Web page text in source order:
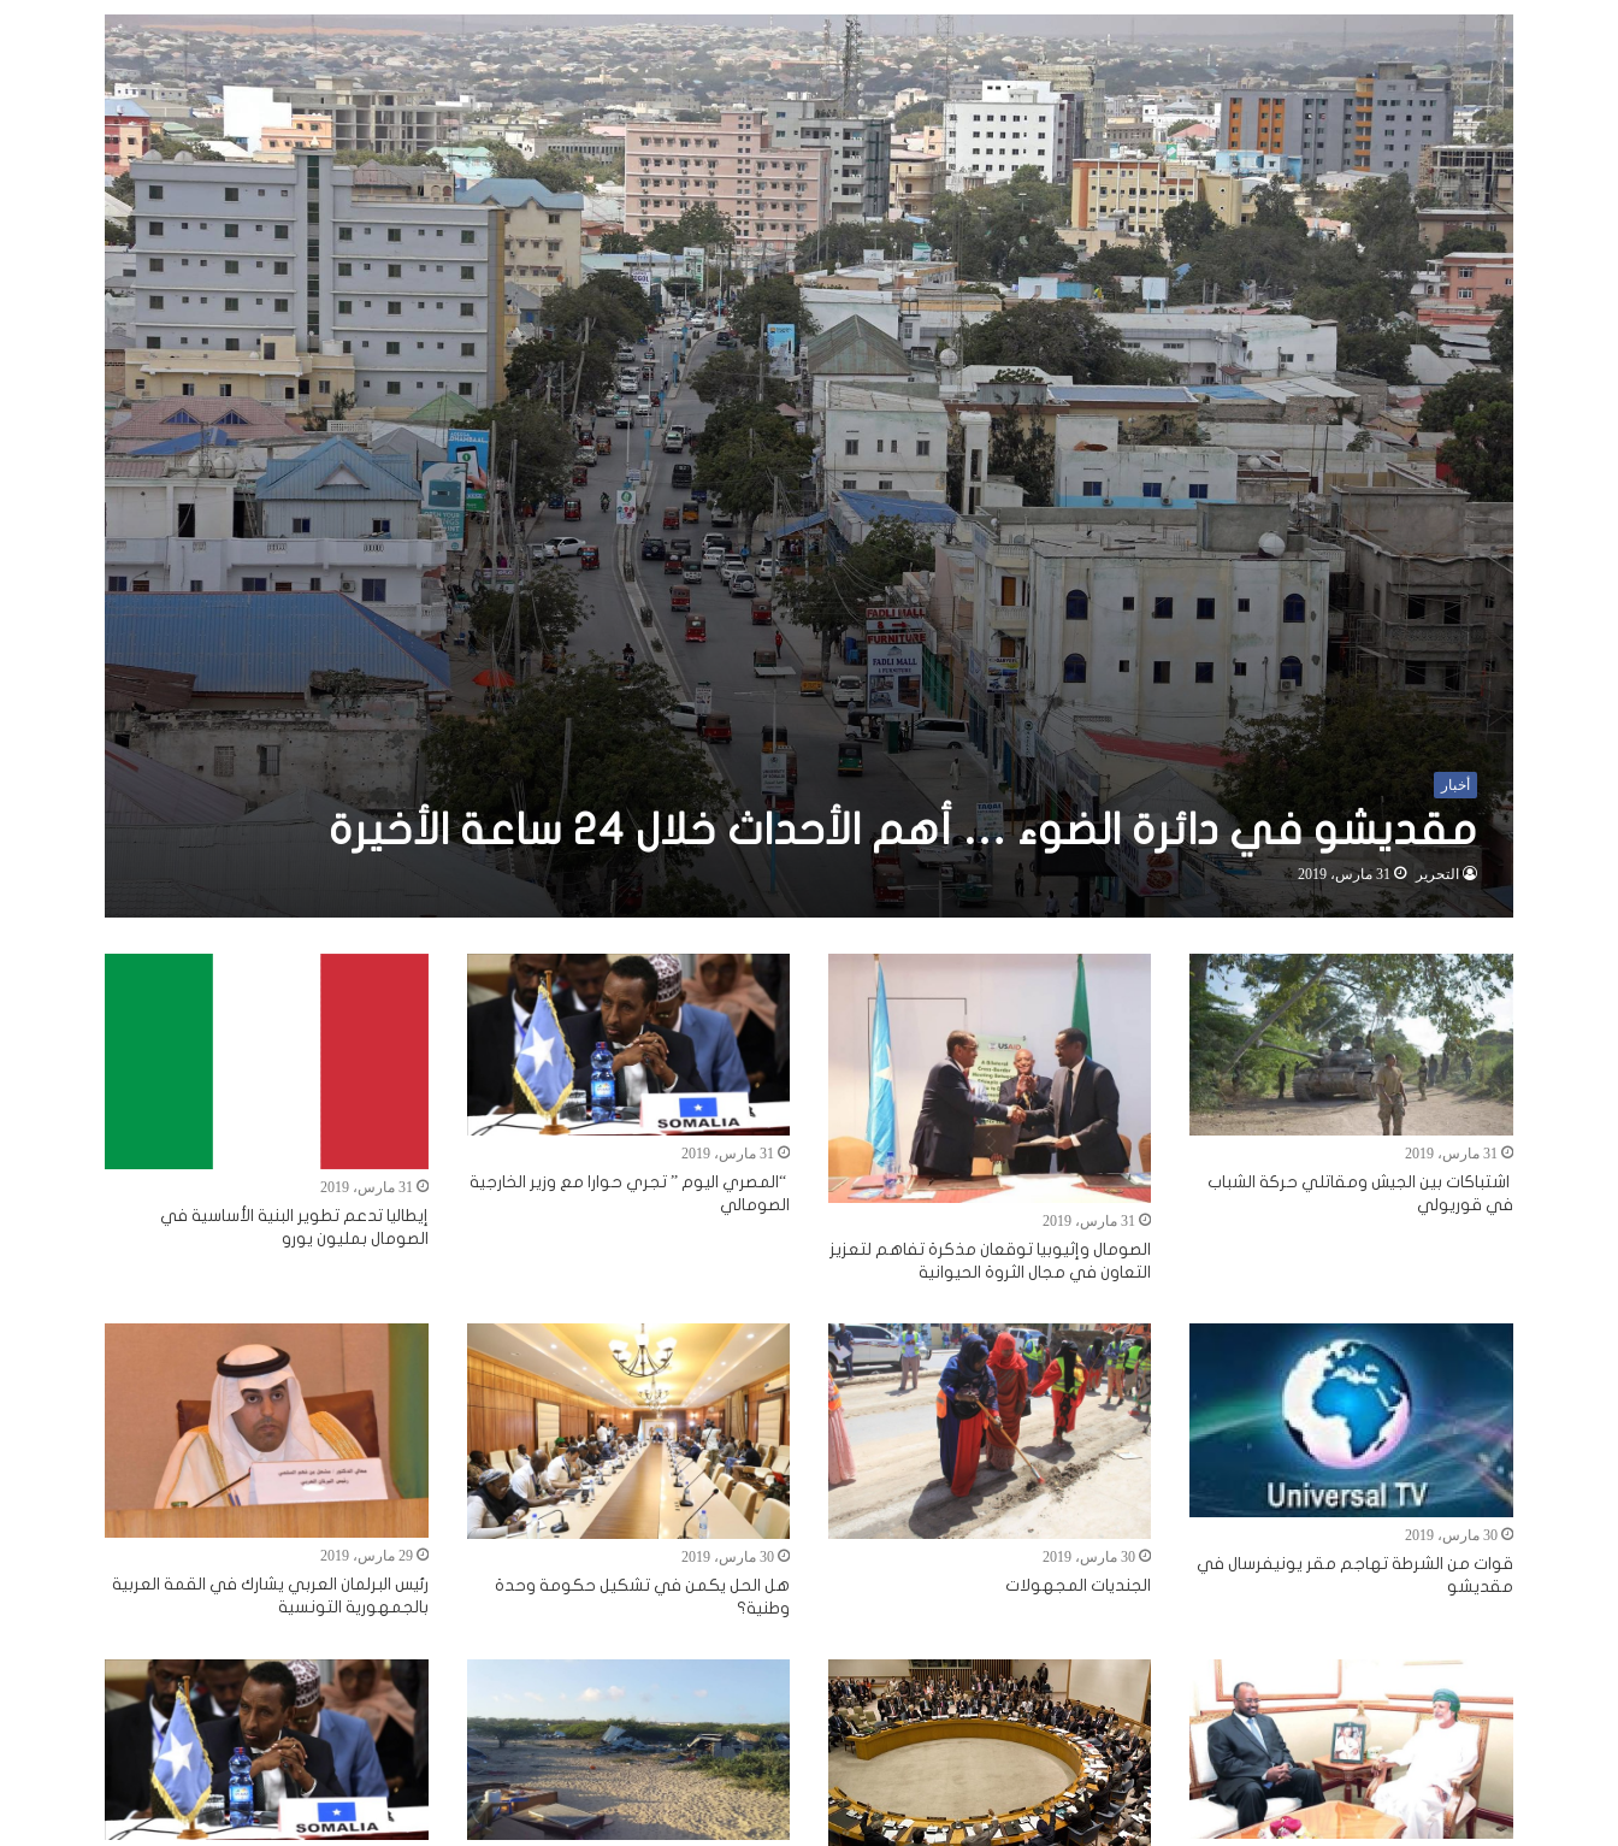
أخبار
مقديشو في دائرة الضوء … أهم الأحداث خلال 24 ساعة الأخيرة
التحرير 31 مارس، 2019
31 مارس، 2019
اشتباكات بين الجيش ومقاتلي حركة الشباب
في قوريولي
31 مارس، 2019
الصومال وإثيوبيا توقعان مذكرة تفاهم لتعزيز
التعاون في مجال الثروة الحيوانية
31 مارس، 2019
“المصري اليوم ” تجري حوارا مع وزير الخارجية
الصومالي
31 مارس، 2019
إيطاليا تدعم تطوير البنية الأساسية في
الصومال بمليون يورو
30 مارس، 2019
قوات من الشرطة تهاجم مقر يونيفرسال في
مقديشو
30 مارس، 2019
الجنديات المجهولات
30 مارس، 2019
هل الحل يكمن في تشكيل حكومة وحدة
وطنية؟
29 مارس، 2019
رئيس البرلمان العربي يشارك في القمة العربية
بالجمهورية التونسية